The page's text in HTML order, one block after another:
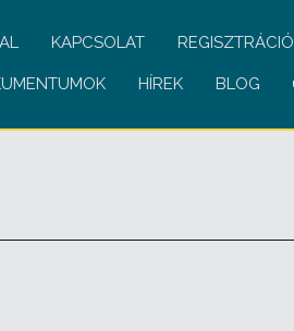
KAPCSOLAT REGISZTRÁCIÓ
HÍREK BLOG